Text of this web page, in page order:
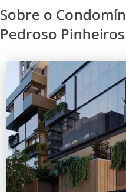
Sobre o
Pedroso Pinheiros